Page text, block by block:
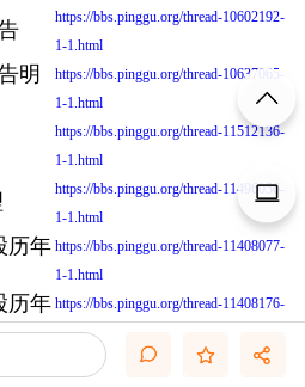
https://bbs.pinggu.org/thread-10602192-
1-1.html
明
https://bbs.pinggu.org/thread-10637065-
1-1.html
https://bbs.pinggu.org/thread-11512136-
1-1.html
https://bbs.pinggu.org/thread-11496056-
1-1.html
历年 https://bbs.pinggu.org/thread-11408077-
1-1.html
历年 https://bbs.pinggu.org/thread-11408176-
1-1.html
https://bbs.pinggu.org/thread-11512635-